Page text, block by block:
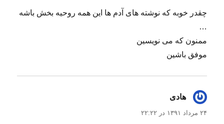
چقدر خوبه که نوشته های آدم ها این همه روحیه بخش باشه
…
ممنون که می نویسین
موفق باشین
هادی
۲۴ مرداد ۱۳۹۱ در ۲۲:۲۲